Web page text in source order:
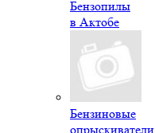
Бензопилы
в Актобе
Бензиновые
опрыскиватели